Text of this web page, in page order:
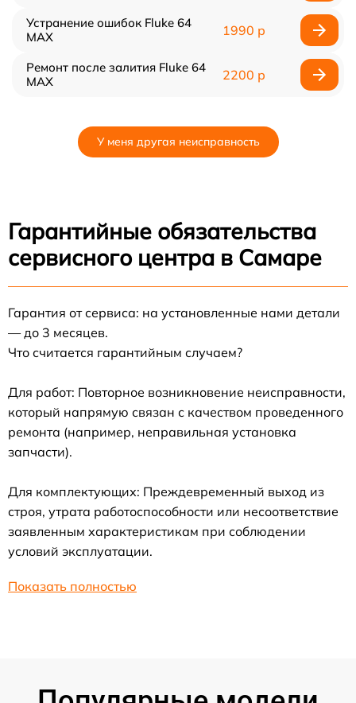
Устранение ошибок Fluke 64
MAX
1990 р
Ремонт после залития Fluke 64
MAX
2200 р
У меня другая неисправность
Гарантийные обязательства
сервисного центра в Самаре
Гарантия от сервиса: на установленные нами детали
— до 3 месяцев.
Что считается гарантийным случаем?
Для работ: Повторное возникновение неисправности,
который напрямую связан с качеством проведенного
ремонта (например, неправильная установка
запчасти).
Для комплектующих: Преждевременный выход из
строя, утрата работоспособности или несоответствие
заявленным характеристикам при соблюдении
условий эксплуатации.
Показать полностью